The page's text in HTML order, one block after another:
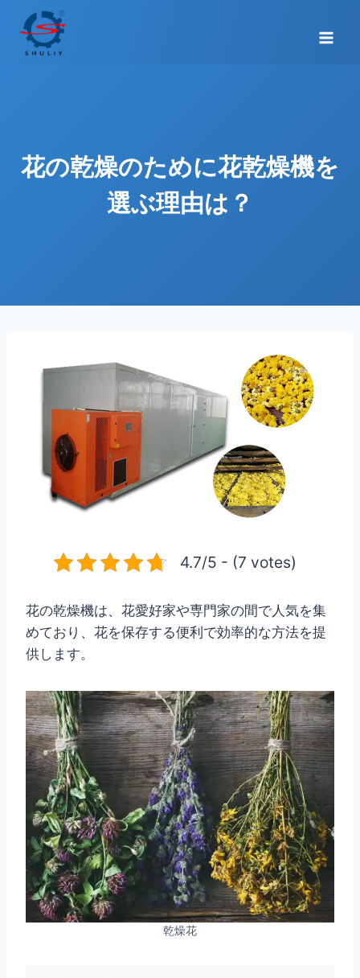
花の乾燥のために花乾燥機を
選ぶ理由は？
4.7/5 - (7 votes)
花の乾燥機は、花愛好家や専門家の間で人気を集
めており、花を保存する便利で効率的な方法を提
供します。
乾燥花